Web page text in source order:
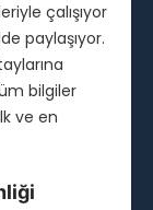
çalışıyor
paylaşıyor.
bilgiler
ve en